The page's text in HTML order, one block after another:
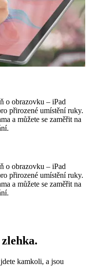
o obrazovku – iPad
přirozené umístění ruky.
a můžete se zaměřit na
o obrazovku – iPad
přirozené umístění ruky.
a můžete se zaměřit na
kamkoli, a jsou